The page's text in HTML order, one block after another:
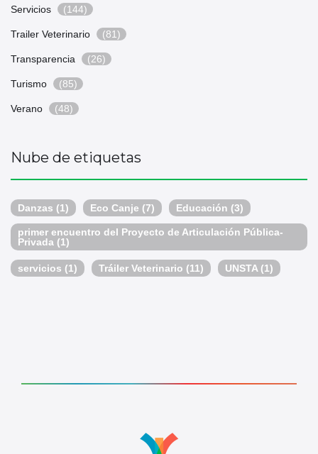
Servicios (144)
Trailer Veterinario (81)
Transparencia (26)
Turismo (85)
Verano (48)
Nube de etiquetas
Danzas (1) Eco Canje (7) Educación (3)
primer encuentro del Proyecto de Articulación Pública-
Privada (1)
servicios (1) Tráiler Veterinario (11) UNSTA (1)